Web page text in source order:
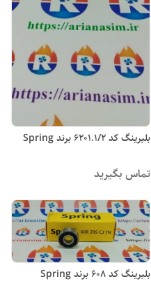
بلبرینگ کد 6201.1/2 برند Spring
تماس بگیرید
بلبرینگ کد 608 برند Spring